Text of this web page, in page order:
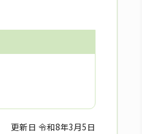
更新日 令和8年3月5日